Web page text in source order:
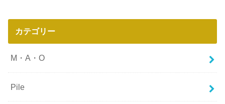
カテゴリー
M・A・O
Pile